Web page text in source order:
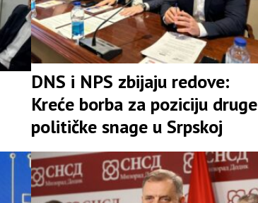
DNS i NPS zbijaju redove:
Kreće borba za poziciju druge
političke snage u Srpskoj